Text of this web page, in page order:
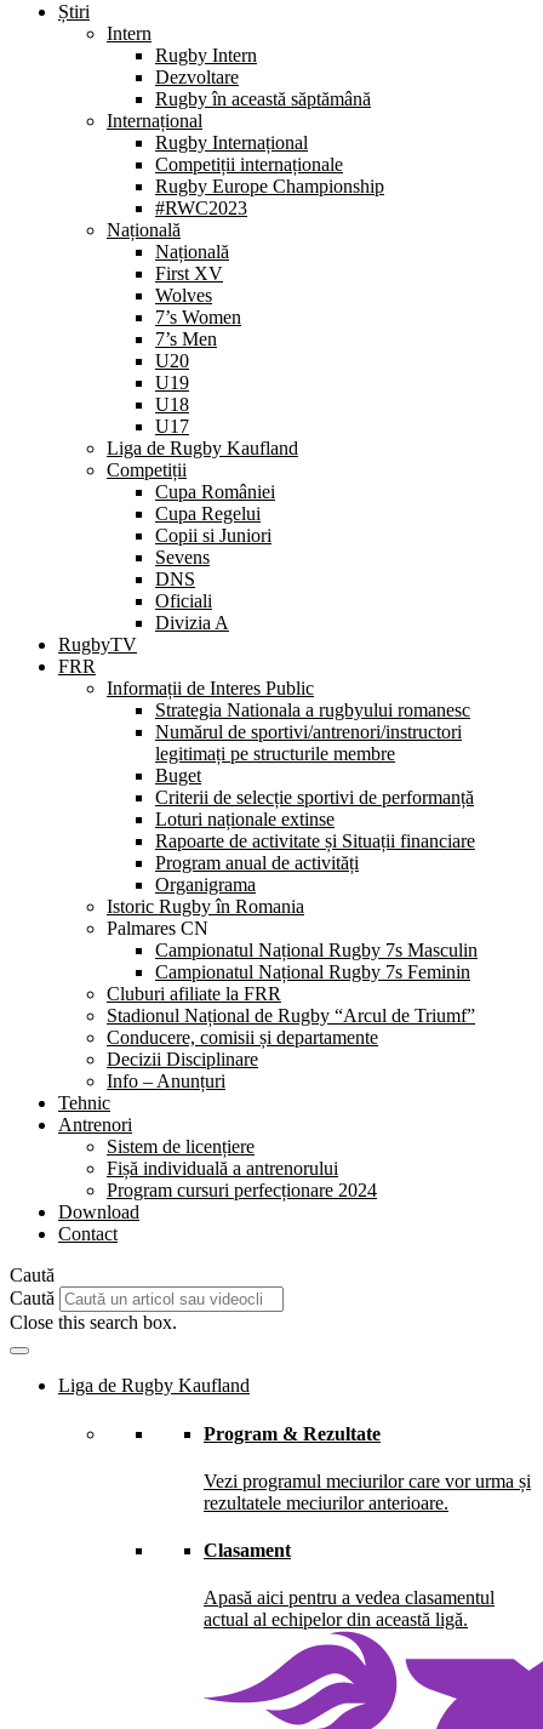
Știri
Intern
Rugby Intern
Dezvoltare
Rugby în această săptămână
Internațional
Rugby Internațional
Competiții internaționale
Rugby Europe Championship
#RWC2023
Națională
Națională
First XV
Wolves
7’s Women
7’s Men
U20
U19
U18
U17
Liga de Rugby Kaufland
Competiții
Cupa României
Cupa Regelui
Copii si Juniori
Sevens
DNS
Oficiali
Divizia A
RugbyTV
FRR
Informații de Interes Public
Strategia Nationala a rugbyului romanesc
Numărul de sportivi/antrenori/instructori
legitimați pe structurile membre
Buget
Criterii de selecție sportivi de performanță
Loturi naționale extinse
Rapoarte de activitate și Situații financiare
Program anual de activități
Organigrama
Istoric Rugby în Romania
Palmares CN
Campionatul Național Rugby 7s Masculin
Campionatul Național Rugby 7s Feminin
Cluburi afiliate la FRR
Stadionul Național de Rugby “Arcul de Triumf”
Conducere, comisii și departamente
Decizii Disciplinare
Info – Anunțuri
Tehnic
Antrenori
Sistem de licențiere
Fișă individuală a antrenorului
Program cursuri perfecționare 2024
Download
Contact
Caută
Caută
Close this search box.
Liga de Rugby Kaufland
Program & Rezultate
Vezi programul meciurilor care vor urma și
rezultatele meciurilor anterioare.
Clasament
Apasă aici pentru a vedea clasamentul
actual al echipelor din această ligă.